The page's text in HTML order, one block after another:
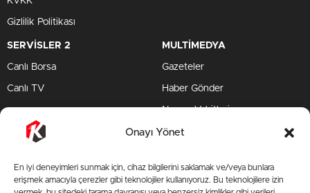
Onayı Yönet
En iyi deneyimleri sunmak için, cihaz bilgilerini saklamak ve/veya bunlara
erişmek amacıyla çerezler gibi teknolojiler kullanıyoruz. Bu teknolojilere izin
Gizlilik Politikası
SERVİSLER 2
Canlı Borsa
Canlı TV
MULTİMEDYA
Gazeteler
Haber Gönder
Namaz Vakitleri
TV Yayın Akışları
TV Yayın Akışları